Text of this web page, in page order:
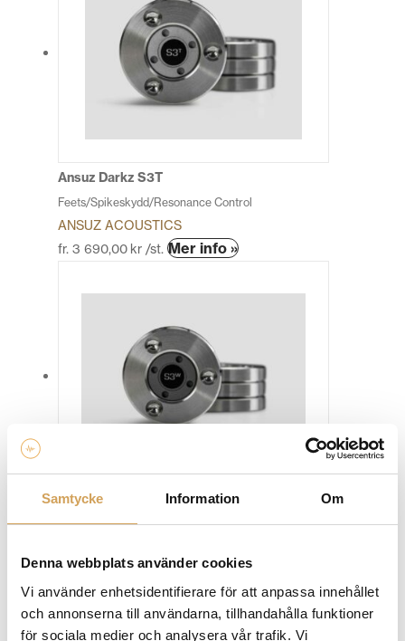
Samtycke Information Om
Denna webbplats använder cookies
Vi använder enhetsidentifierare för att anpassa innehållet
och annonserna till användarna, tillhandahålla funktioner
för sociala medier och analysera vår trafik. Vi
De
alternativen
Ansuz Darkz S3T
Feets/Spikeskydd/Resonance Control
ANSUZ ACOUSTICS
fr. 3 690,00 kr /st. Mer info »Den
De
olika
alternativen
på
produktsidan
Ansuz Darkz S3W
Feets/Spikeskydd/Resonance Control
fr.7 349,00kr/st. Mer info »Den
här
produkten
har